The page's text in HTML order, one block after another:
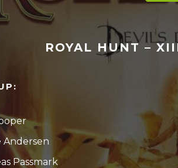
ROYAL HUNT –
Andersen
Passmark